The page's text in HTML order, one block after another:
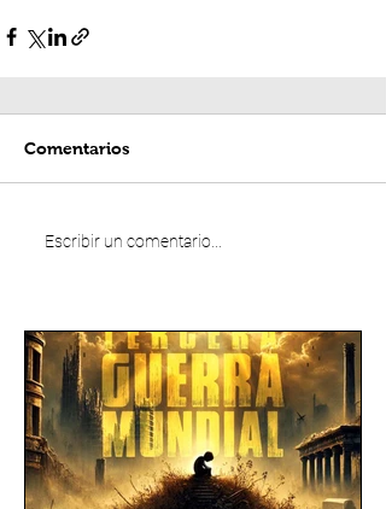
Comentarios
Escribir un comentario...